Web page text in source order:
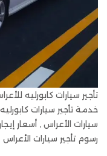
تأجير سيارات كابورليه
خدمة تأجير سيارات
سيارات الأعراس , أسعار
رسوم تأجير سيارات الأعراس